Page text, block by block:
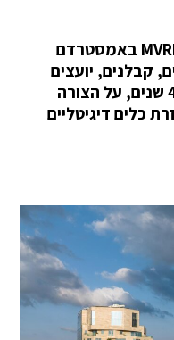
פרויקט עֶמֶק Valley שתכננו MVRDV באמסטרדם
קבלנים, יועצים
וכמובן לקוחות, ששקדו במשך 4 שנים, על הצורה
כלים דיגיטליים